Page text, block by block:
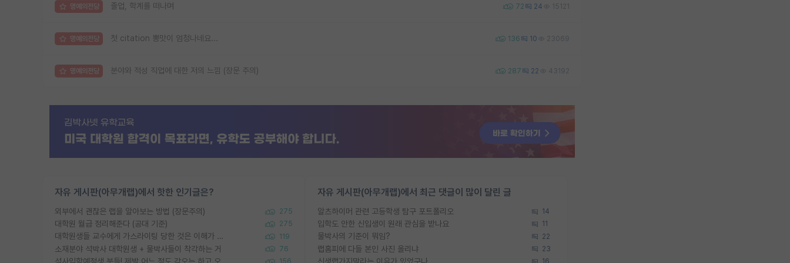
명예의전당 졸업, 학계를 떠나며 72 24 15121
명예의전당 첫 citation 뽕맛이 엄청나네요... 136 10 23069
명예의전당 분야와 적성 직업에 대한 저의 느낌 (장문 주의) 287 22 43192
자유 게시판(아무개랩)에서 핫한 인기글은?
외부에서 괜찮은 랩을 알아보는 방법 (장문주의) 275
대학원 월급 정리해준다 (공대 기준) 275
대학원생들 교수에게 가스라이팅 당한 것은 이해가 갑니다. 안타깝네요. 119
소재분야 석박사 대학원생 + 물박사들이 착각하는 거 76
자유 게시판(아무개랩)에서 최근 댓글이 많이 달린 글
알츠하이머 관련 고등학생 탐구 포트폴리오 14
입학도 안한 신입생이 원래 관심을 받나요 11
물박사의 기준이 뭐임? 22
랩홈피에 다들 본인 사진 올리냐 23